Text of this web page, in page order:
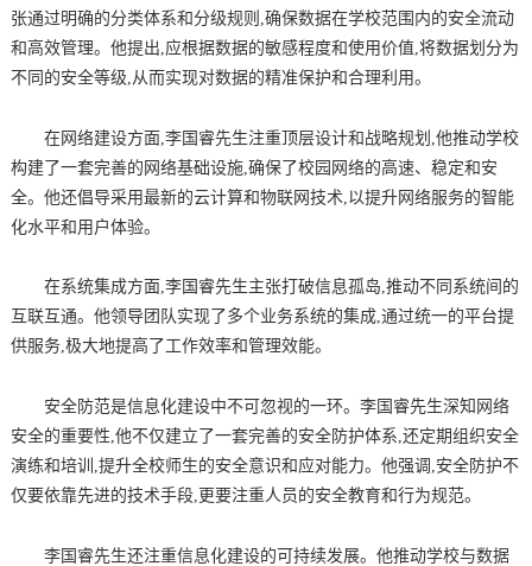
张通过明确的分类体系和分级规则,确保数据在学校范围内的安全流动
和高效管理。他提出,应根据数据的敏感程度和使用价值,将数据划分为
不同的安全等级,从而实现对数据的精准保护和合理利用。
在网络建设方面,李国睿先生注重顶层设计和战略规划,他推动学校
构建了一套完善的网络基础设施,确保了校园网络的高速、稳定和安
全。他还倡导采用最新的云计算和物联网技术,以提升网络服务的智能
化水平和用户体验。
在系统集成方面,李国睿先生主张打破信息孤岛,推动不同系统间的
互联互通。他领导团队实现了多个业务系统的集成,通过统一的平台提
供服务,极大地提高了工作效率和管理效能。
安全防范是信息化建设中不可忽视的一环。李国睿先生深知网络
安全的重要性,他不仅建立了一套完善的安全防护体系,还定期组织安全
演练和培训,提升全校师生的安全意识和应对能力。他强调,安全防护不
仅要依靠先进的技术手段,更要注重人员的安全教育和行为规范。
李国睿先生还注重信息化建设的可持续发展。他推动学校与数据